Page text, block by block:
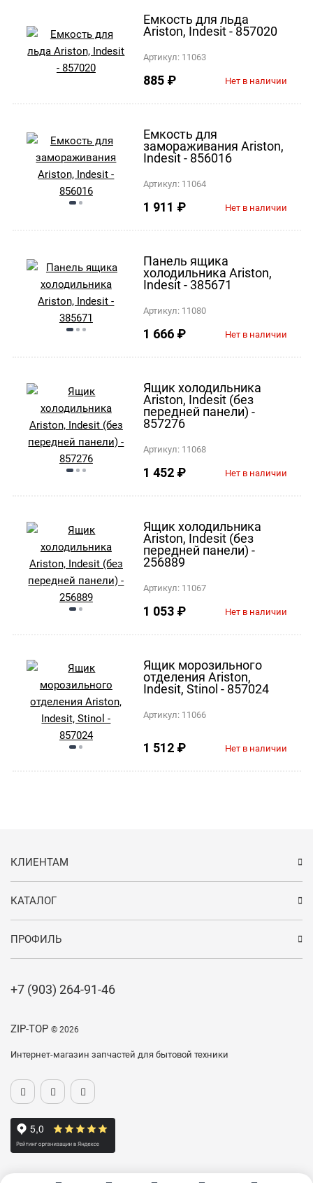
Емкость для льда
Ariston, Indesit - 857020
Артикул: 11063
885 ₽ Нет в наличии
Емкость для
замораживания Ariston,
Indesit - 856016
Артикул: 11064
1 911 ₽ Нет в наличии
Панель ящика
холодильника Ariston,
Indesit - 385671
Артикул: 11080
1 666 ₽ Нет в наличии
Ящик холодильника
Ariston, Indesit (без
передней панели) -
857276
Артикул: 11068
1 452 ₽ Нет в наличии
Ящик холодильника
Ariston, Indesit (без
передней панели) -
256889
Артикул: 11067
1 053 ₽ Нет в наличии
Ящик морозильного
отделения Ariston,
Indesit, Stinol - 857024
Артикул: 11066
1 512 ₽ Нет в наличии
ZIP-TOP © 2026
Интернет-магазин запчастей для бытовой техники
КЛИЕНТАМ
КАТАЛОГ
ПРОФИЛЬ
+7 (903) 264-91-46